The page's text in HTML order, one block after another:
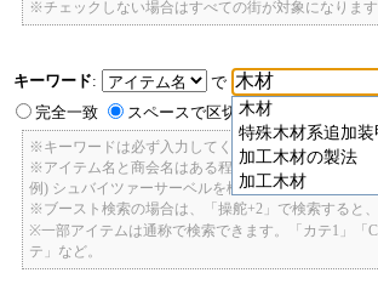
※チェックしない場合はすべての街が対象になります
キーワード:
で
木材
特殊木材系追加
加工木材の製法
加工木材
完全一致
スペースで区切ったキーワードのい
※キーワードは必ず入力してください。
※アイテム名と商会名はある程度曖昧に検索できます
例) シュバイツァーサーベルを検索したい場合: 「し
※ブースト検索の場合は、「操舵+2」で検索すると
※一部アイテムは通称で検索できます。「カテ1」「
テ」など。